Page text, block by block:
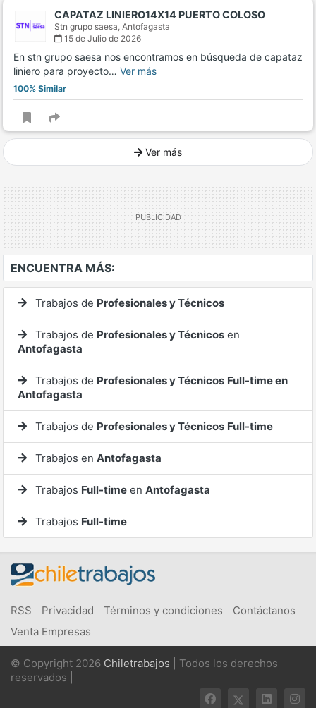
CAPATAZ LINIERO14X14 PUERTO COLOSO
Stn grupo saesa, Antofagasta
15 de Julio de 2026
En stn grupo saesa nos encontramos en búsqueda de capataz
liniero para proyecto… Ver más
100% Similar
Ver más
ENCUENTRA MÁS:
Trabajos de Profesionales y Técnicos
Trabajos de Profesionales y Técnicos en
Antofagasta
Trabajos de Profesionales y Técnicos Full-time en
Antofagasta
Trabajos de Profesionales y Técnicos Full-time
Trabajos en Antofagasta
Trabajos Full-time en Antofagasta
Trabajos Full-time
RSS Privacidad Términos y condiciones
Contáctanos
Venta Empresas
© Copyright 2026 Chiletrabajos | Todos los derechos
reservados |